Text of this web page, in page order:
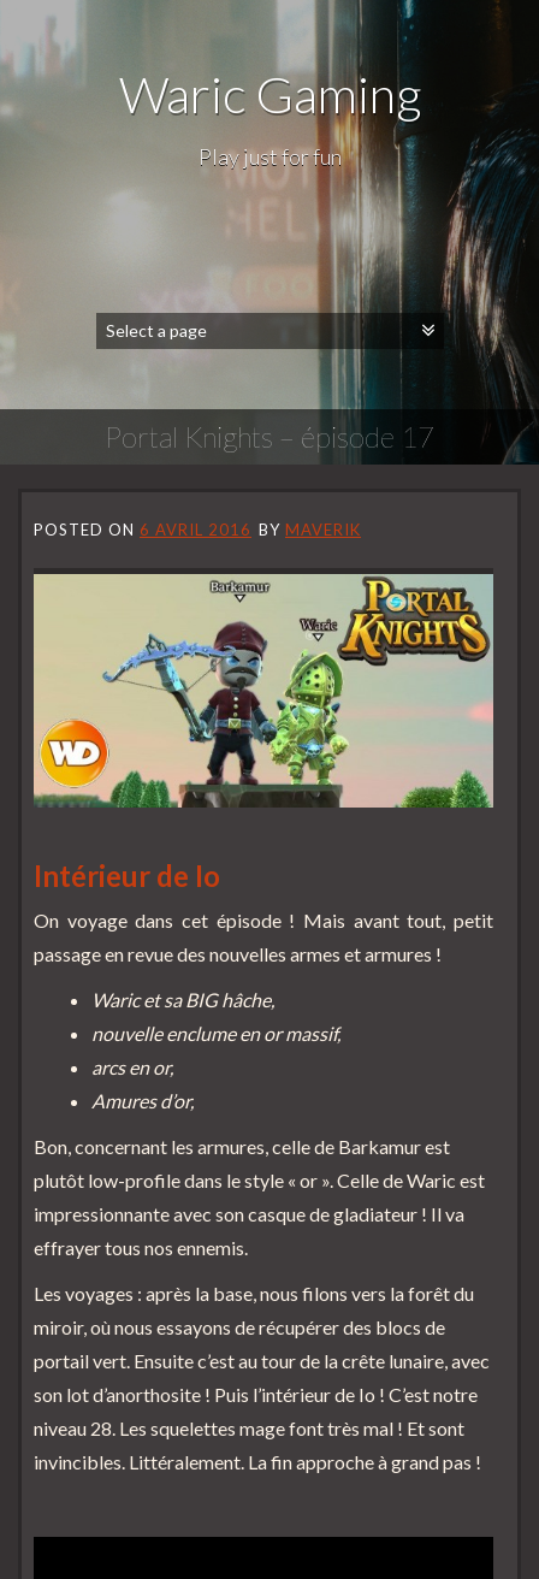
Waric Gaming
Play just for fun
Portal Knights – épisode 17
POSTED ON 6 AVRIL 2016 BY MAVERIK
Intérieur de Io
On voyage dans cet épisode ! Mais avant tout, petit
passage en revue des nouvelles armes et armures !
Waric et sa BIG hâche,
nouvelle enclume en or massif,
arcs en or,
Amures d’or,
Bon, concernant les armures, celle de Barkamur est
plutôt low-profile dans le style « or ». Celle de Waric est
impressionnante avec son casque de gladiateur ! Il va
effrayer tous nos ennemis.
Les voyages : après la base, nous filons vers la forêt du
miroir, où nous essayons de récupérer des blocs de
portail vert. Ensuite c’est au tour de la crête lunaire, avec
son lot d’anorthosite ! Puis l’intérieur de Io ! C’est notre
niveau 28. Les squelettes mage font très mal ! Et sont
invincibles. Littéralement. La fin approche à grand pas !